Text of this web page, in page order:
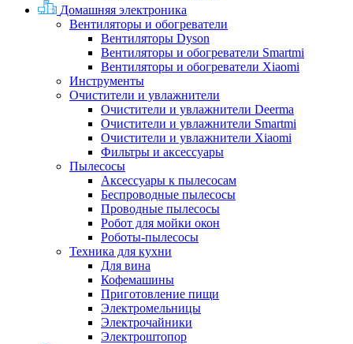
Домашняя электроника
Вентиляторы и обогреватели
Вентиляторы Dyson
Вентиляторы и обогреватели Smartmi
Вентиляторы и обогреватели Xiaomi
Инструменты
Очистители и увлажнители
Очистители и увлажнители Deerma
Очистители и увлажнители Smartmi
Очистители и увлажнители Xiaomi
Фильтры и аксессуары
Пылесосы
Аксессуары к пылесосам
Беспроводные пылесосы
Проводные пылесосы
Робот для мойки окон
Роботы-пылесосы
Техника для кухни
Для вина
Кофемашины
Приготовление пищи
Электромельницы
Электрочайники
Электроштопор